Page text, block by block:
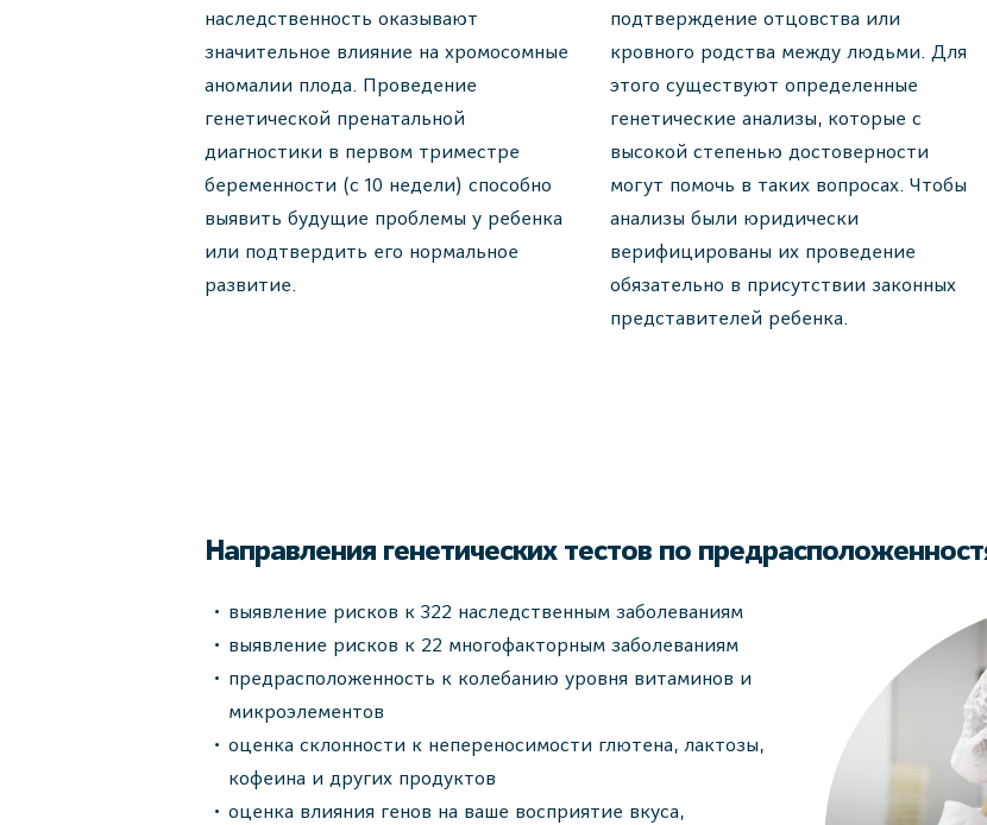
наследственность оказывают
значительное влияние на хромосомные
аномалии плода. Проведение
генетической пренатальной
диагностики в первом триместре
беременности (с 10 недели) способно
выявить будущие проблемы у ребенка
или подтвердить его нормальное
развитие.
подтверждение отцовства или
кровного родства между людьми. Для
этого существуют определенные
генетические анализы, которые с
высокой степенью достоверности
могут помочь в таких вопросах. Чтобы
анализы были юридически
верифицированы их проведение
обязательно в присутствии законных
представителей ребенка.
Направления генетических тестов по
выявление рисков к 322 наследственным заболеваниям
выявление рисков к 22 многофакторным заболеваниям
предрасположенность к колебанию уровня витаминов и
микроэлементов
оценка склонности к непереносимости глютена, лактозы,
кофеина и других продуктов
оценка влияния генов на ваше восприятие вкуса,